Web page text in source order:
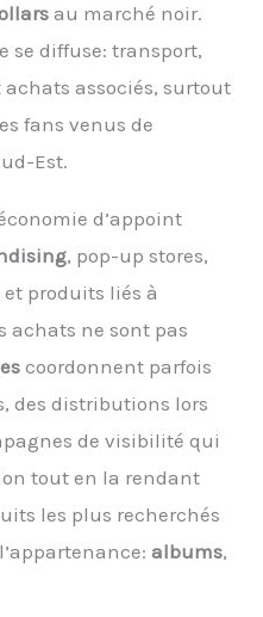
au marché noir.
se diffuse: transport,
associés, surtout
fans venus de
Est.
d’appoint
, pop-up stores,
produits liés à
achats ne sont pas
coordonnent parfois
des distributions lors
de visibilité qui
tout en la rendant
les plus recherchés
albums,